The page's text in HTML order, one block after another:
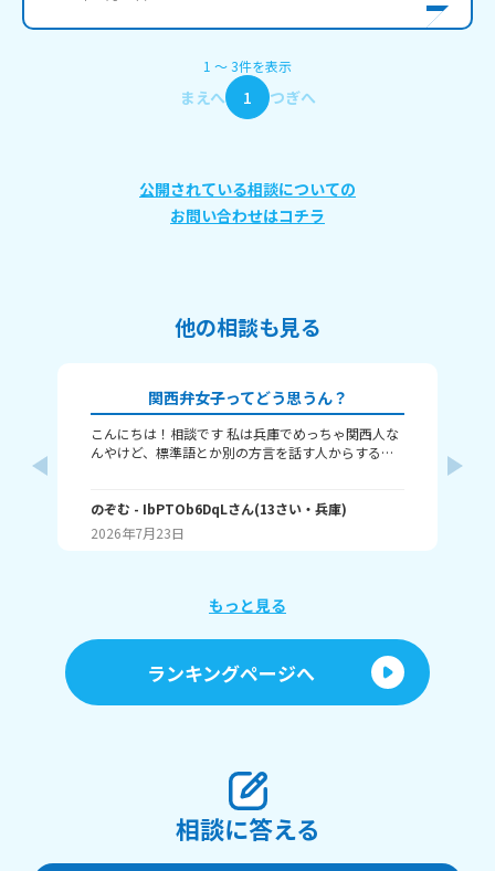
1 〜3件を表示
まえへ 1 つぎへ
公開されている相談についての
お問い合わせはコチラ
他の相談も見る
関西弁女子ってどう思うん？
こんにちは！相談です 私は兵庫でめっちゃ関西人な
んやけど、標準語とか別の方言を話す人からする
ちがって、日々ボケとツッコミとかなさそうやし、
変なイメージ持たれんのかなぁって！ 別に普通の時
は結構自然に？まあゆるめにみんな使っとぉけど、
ん？ とか、普通の会話で話す時も、気が強そうみた
聞きたいです！
のぞむ - IbPTOb6DqLさん(13さい・ 兵庫)
2026年7月23日
もっと見る
ランキングページへ
相談に答える